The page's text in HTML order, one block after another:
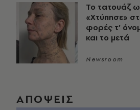
Το τατουάζ
«Χτύπησε»
φορές τ’
και το μετά
Newsroom
ΑΠΟΨΕΙΣ